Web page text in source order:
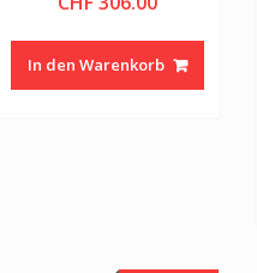
In den Warenkorb